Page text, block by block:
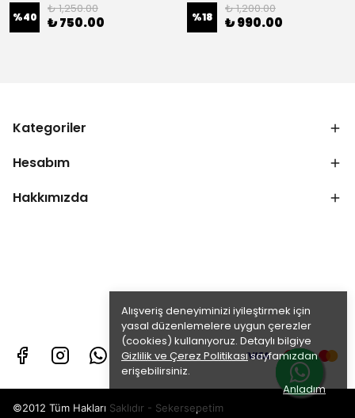
Alışveriş deneyiminizi iyileştirmek için
yasal düzenlemelere uygun çerezler
(cookies) kullanıyoruz. Detaylı bilgiye
Gizlilik ve Çerez Politikasısayfamızdan
erişebilirsiniz.
Anladım
%40
₺ 1,250.00
₺ 750.00 %18
₺ 1,200.00
₺ 990.00
Kategoriler
Hesabım
Hakkımızda
©2012 Tüm Hakları Saklıdır - Sekersepetim